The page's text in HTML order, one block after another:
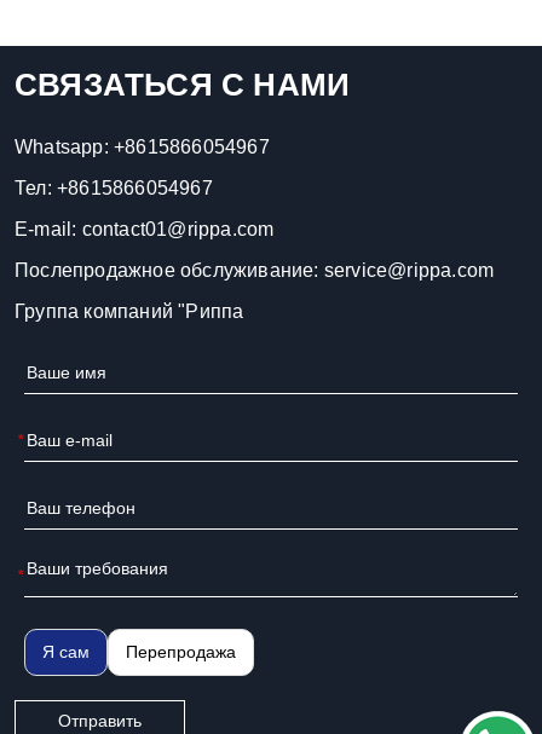
СВЯЗАТЬСЯ С НАМИ
Whatsapp: +8615866054967
Тел: +8615866054967
E-mail: contact01@rippa.com
Послепродажное обслуживание: service@rippa.com
Группа компаний "Риппа
*
*
Я сам Перепродажа
Отправить